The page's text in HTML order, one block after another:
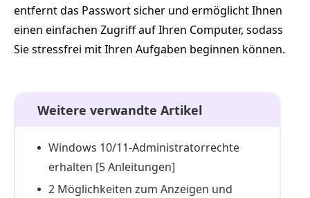
entfernt das Passwort sicher und ermöglicht Ihnen
einen einfachen Zugriff auf Ihren Computer, sodass
Sie stressfrei mit Ihren Aufgaben beginnen können.
Weitere verwandte Artikel
Windows 10/11-Administratorrechte
erhalten [5 Anleitungen]
2 Möglichkeiten zum Anzeigen und